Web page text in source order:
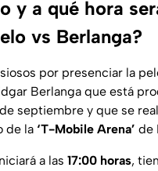
y a qué hora
vs Berlanga?
por presenciar la
Berlanga que está
septiembre y que se
de la ‘T-Mobile Arena’ de
a las 17:00 horas,